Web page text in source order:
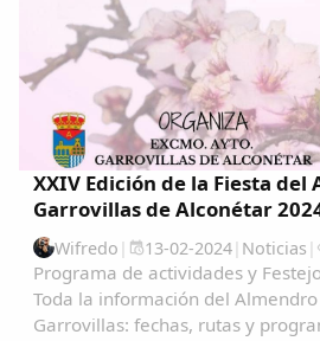
Modo oscuro
XXIV Edición de la Fiesta del
Garrovillas de Alconétar
Wifredo | 13-02-2024| Noticias |
Programa de actividades y
Toda la información del
Garrovillas: fechas, rutas y